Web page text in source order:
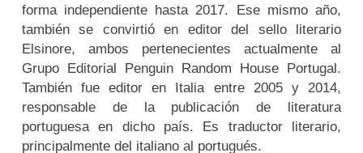
forma independiente hasta 2017. Ese mismo año,
también se convirtió en editor del sello literario
Elsinore, ambos pertenecientes actualmente al
Grupo Editorial Penguin Random House Portugal.
También fue editor en Italia entre 2005 y 2014,
responsable de la publicación de literatura
portuguesa en dicho país. Es traductor literario,
principalmente del italiano al portugués.